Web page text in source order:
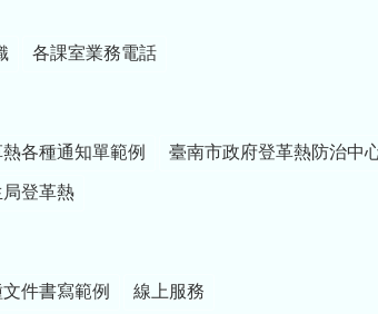
各課室業務電話
各種通知單範例 臺南市政府登革熱防治中
登革熱
件書寫範例 線上服務